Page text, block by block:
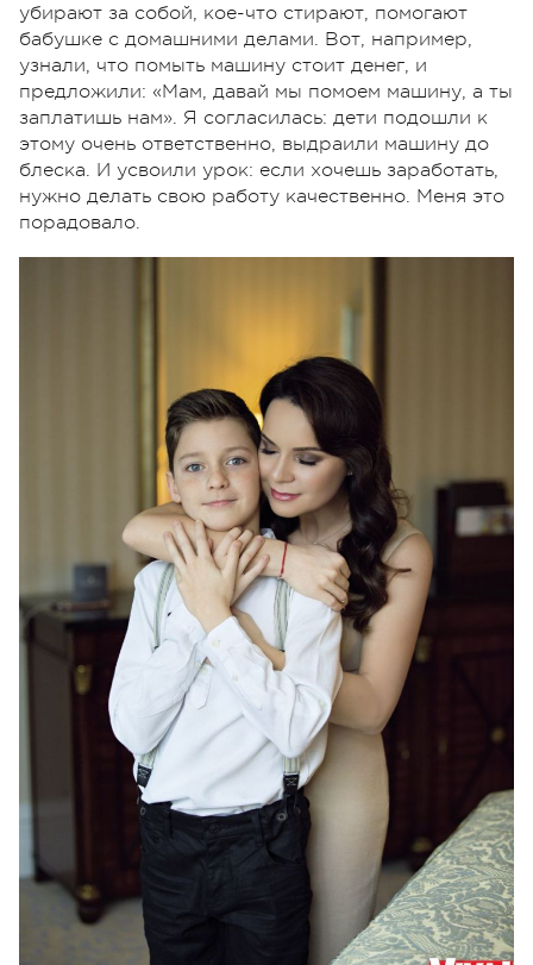
убирают за собой, кое-что стирают, помогают
бабушке с домашними делами. Вот, например,
узнали, что помыть машину стоит денег, и
предложили: «Мам, давай мы помоем машину, а ты
заплатишь нам». Я согласилась: дети подошли к
этому очень ответственно, выдраили машину до
блеска. И усвоили урок: если хочешь заработать,
нужно делать свою работу качественно. Меня это
порадовало.